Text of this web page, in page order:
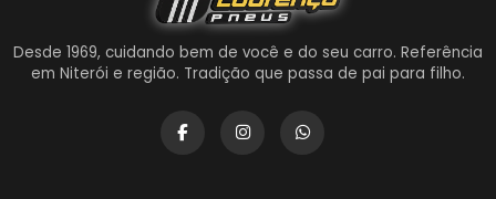
Desde 1969, cuidando bem de você e do seu carro. Referência
em Niterói e região. Tradição que passa de pai para filho.